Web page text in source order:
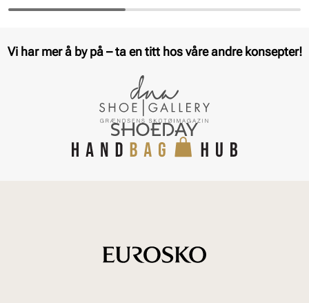
Pris
Pris
Vi har mer å by på – ta en titt hos våre andre konsepter!